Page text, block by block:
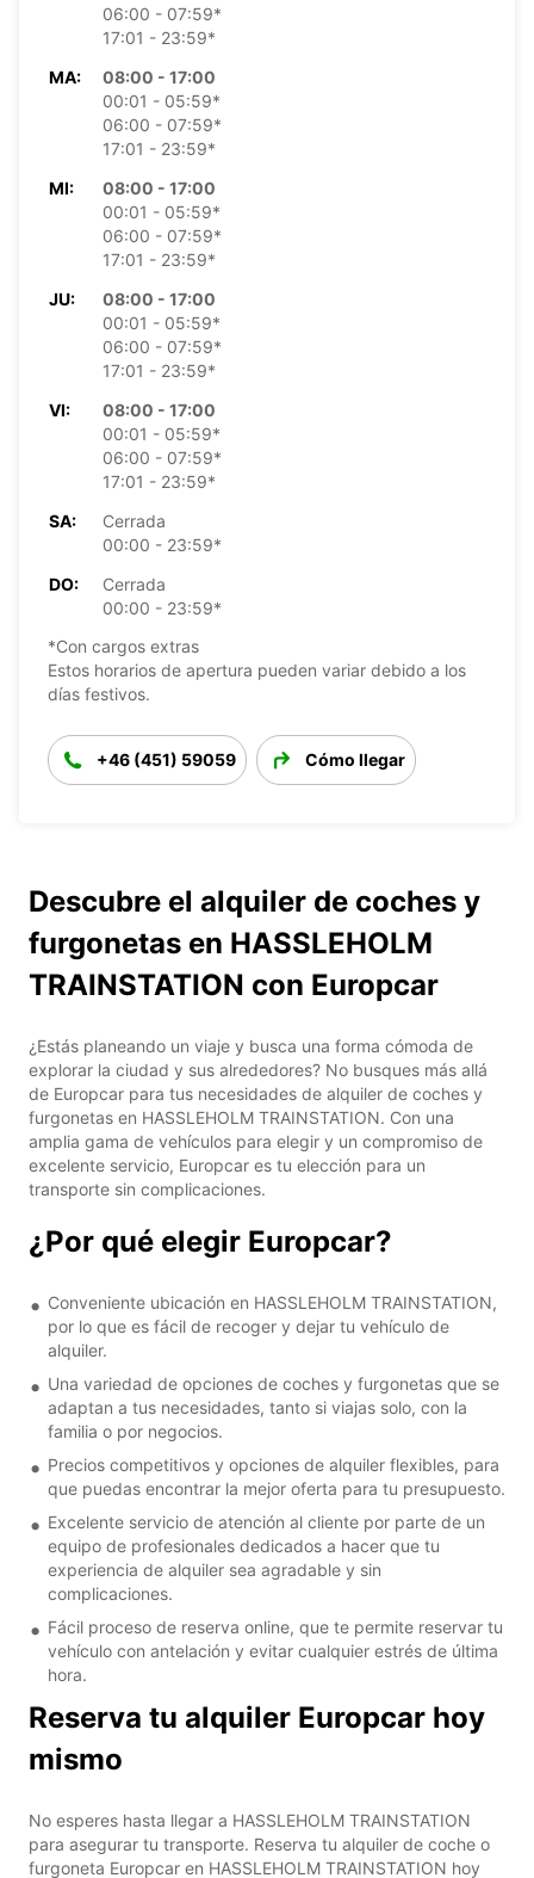
06:00 - 07:59*
17:01 - 23:59*
MA:
08:00 - 17:00
00:01 - 05:59*
06:00 - 07:59*
17:01 - 23:59*
MI:
08:00 - 17:00
00:01 - 05:59*
06:00 - 07:59*
17:01 - 23:59*
JU:
08:00 - 17:00
00:01 - 05:59*
06:00 - 07:59*
17:01 - 23:59*
VI:
08:00 - 17:00
00:01 - 05:59*
06:00 - 07:59*
17:01 - 23:59*
SA:
Cerrada
00:00 - 23:59*
DO:
Cerrada
00:00 - 23:59*
*Con cargos extras
Estos horarios de apertura pueden variar debido a los
días festivos.
+46 (451) 59059 Cómo llegar
Descubre el alquiler de coches y
furgonetas en HASSLEHOLM
TRAINSTATION con Europcar
¿Estás planeando un viaje y busca una forma cómoda de
explorar la ciudad y sus alrededores? No busques más allá
de Europcar para tus necesidades de alquiler de coches y
furgonetas en HASSLEHOLM TRAINSTATION. Con una
amplia gama de vehículos para elegir y un compromiso de
excelente servicio, Europcar es tu elección para un
transporte sin complicaciones.
¿Por qué elegir Europcar?
Conveniente ubicación en HASSLEHOLM TRAINSTATION,
por lo que es fácil de recoger y dejar tu vehículo de
alquiler.
Una variedad de opciones de coches y furgonetas que se
adaptan a tus necesidades, tanto si viajas solo, con la
familia o por negocios.
Precios competitivos y opciones de alquiler flexibles, para
que puedas encontrar la mejor oferta para tu presupuesto.
Excelente servicio de atención al cliente por parte de un
equipo de profesionales dedicados a hacer que tu
experiencia de alquiler sea agradable y sin
complicaciones.
Fácil proceso de reserva online, que te permite reservar tu
vehículo con antelación y evitar cualquier estrés de última
hora.
Reserva tu alquiler Europcar hoy
mismo
No esperes hasta llegar a HASSLEHOLM TRAINSTATION
para asegurar tu transporte. Reserva tu alquiler de coche o
furgoneta Europcar en HASSLEHOLM TRAINSTATION hoy